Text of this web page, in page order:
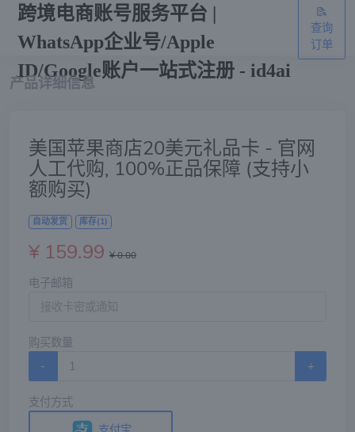
跨境电商账号服务平台 |
WhatsApp企业号/Apple
ID/Google账户一站式注册 - id4ai
查询
订单
产品详细信息
美国苹果商店20美元礼品卡 - 官网
人工代购, 100%正品保障 (支持小
额购买)
自动发货 库存(1)
¥ 159.99 ¥ 0.00
电子邮箱
购买数量
-
+
支付方式